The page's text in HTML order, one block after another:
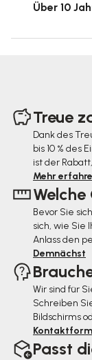
Über 10
Treue
Dank des
bis 10 % des
ist der
Mehr
Bevor Sie
sich, wie Sie
Anlass den
Demnächst
Wir sind für
Schreiben
Bildschirms
Passt